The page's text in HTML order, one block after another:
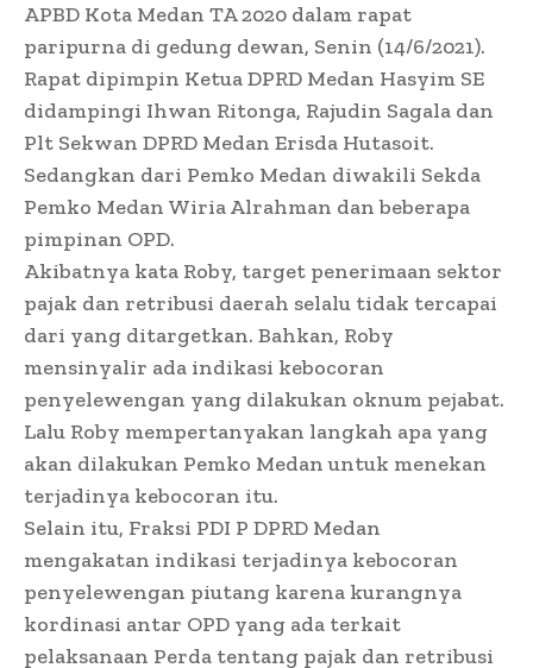
APBD Kota Medan TA 2020 dalam rapat
paripurna di gedung dewan, Senin (14/6/2021).
Rapat dipimpin Ketua DPRD Medan Hasyim SE
didampingi Ihwan Ritonga, Rajudin Sagala dan
Plt Sekwan DPRD Medan Erisda Hutasoit.
Sedangkan dari Pemko Medan diwakili Sekda
Pemko Medan Wiria Alrahman dan beberapa
pimpinan OPD.
Akibatnya kata Roby, target penerimaan sektor
pajak dan retribusi daerah selalu tidak tercapai
dari yang ditargetkan. Bahkan, Roby
mensinyalir ada indikasi kebocoran
penyelewengan yang dilakukan oknum pejabat.
Lalu Roby mempertanyakan langkah apa yang
akan dilakukan Pemko Medan untuk menekan
terjadinya kebocoran itu.
Selain itu, Fraksi PDI P DPRD Medan
mengakatan indikasi terjadinya kebocoran
penyelewengan piutang karena kurangnya
kordinasi antar OPD yang ada terkait
pelaksanaan Perda tentang pajak dan retribusi